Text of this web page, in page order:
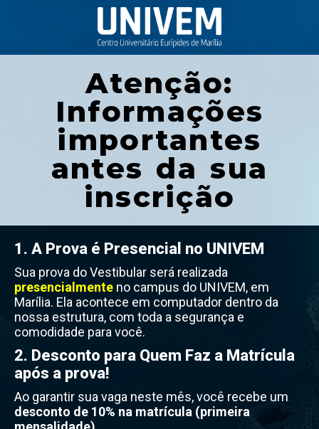
Atenção:
Informações
importantes
antes da sua
inscrição
1. A Prova é Presencial no UNIVEM
Sua prova do Vestibular será realizada
presencialmente no campus do UNIVEM, em
Marília. Ela acontece em computador dentro da
nossa estrutura, com toda a segurança e
comodidade para você.
2. Desconto para Quem Faz a Matrícula
após a prova!
Ao garantir sua vaga neste mês, você recebe um
desconto de 10% na matrícula (primeira